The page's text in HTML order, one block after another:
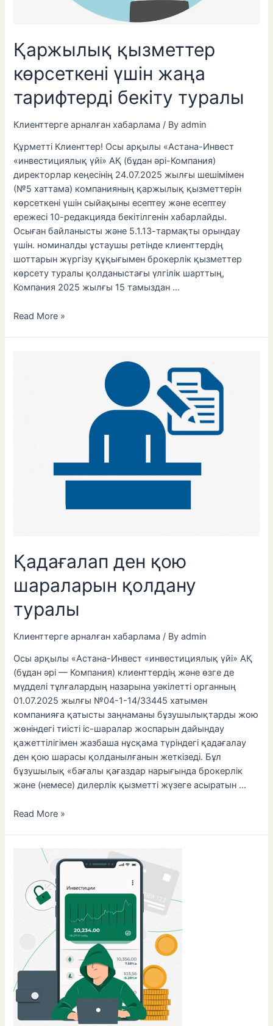
Қаржылық қызметтер
көрсеткені үшін жаңа
тарифтерді бекіту туралы
Клиенттерге арналған хабарлама / Byadmin
Құрметті Клиенттер! Осы арқылы «Астана-Инвест
«инвестициялық үйі» АҚ (бұдан әрі-Компания)
директорлар кеңесінің 24.07.2025 жылғы шешімімен
(№5 хаттама) компанияның қаржылық қызметтерін
көрсеткені үшін сыйақыны есептеу және есептеу
ережесі 10-редакцияда бекітілгенін хабарлайды.
Осыған байланысты және 5.1.13-тармақты орындау
үшін. номиналды ұстаушы ретінде клиенттердің
шоттарын жүргізу құқығымен брокерлік қызметтер
көрсету туралы қолданыстағы үлгілік шарттың,
Компания 2025 жылғы 15 тамыздан …
Read More »
Қадағалап ден қою
шараларын қолдану
туралы
Клиенттерге арналған хабарлама / Byadmin
Осы арқылы «Астана-Инвест «инвестициялық үйі» АҚ
(бұдан әрі — Компания) клиенттердің және өзге де
мүдделі тұлғалардың назарына уәкілетті органның
01.07.2025 жылғы №04-1-14/33445 хатымен
компанияға қатысты заңнаманы бұзушылықтарды жою
жөніндегі тиісті іс-шаралар жоспарын дайындау
қажеттілігімен жазбаша нұсқама түріндегі қадағалау
ден қою шарасы қолданылғанын жеткізеді. Бұл
бұзушылық «бағалы қағаздар нарығында брокерлік
және (немесе) дилерлік қызметті жүзеге асыратын …
Read More »